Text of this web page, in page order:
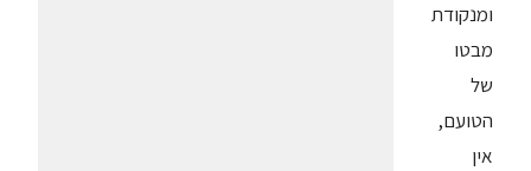
ומנקודת
מבטו
של
הטועם,
אין